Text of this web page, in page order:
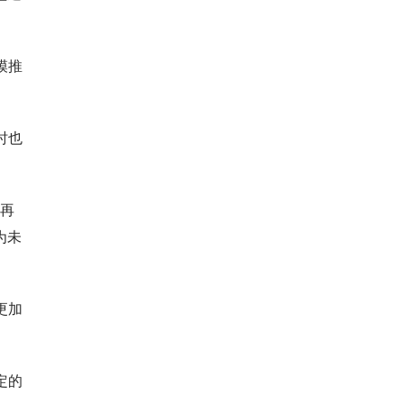
推
也
未
加
的